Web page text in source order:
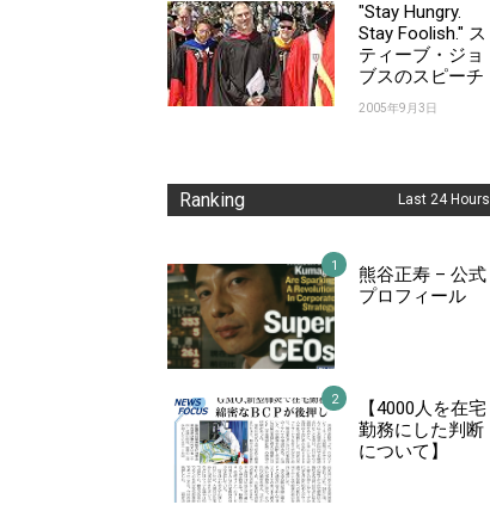
"Stay Hungry.
Stay Foolish." ス
ティーブ・ジョ
ブスのスピーチ
2005年9月3日
Ranking Last 24 Hours
熊谷正寿 – 公式
プロフィール
【4000人を在宅
勤務にした判断
について】